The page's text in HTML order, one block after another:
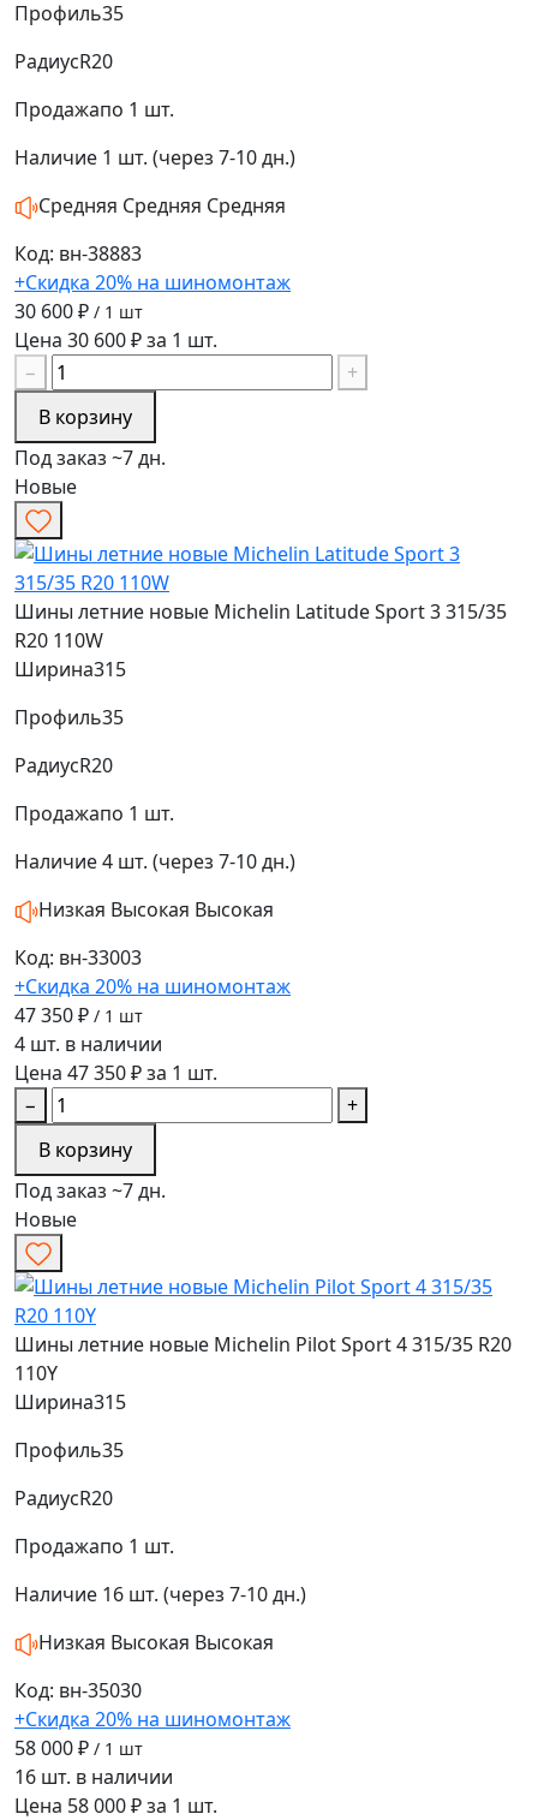
Профиль35
РадиусR20
Продажапо 1 шт.
Наличие 1 шт. (через 7-10 дн.)
Средняя Средняя Средняя
Код: вн-38883
+Скидка 20% на шиномонтаж
30 600 ₽ / 1 шт
Цена 30 600 ₽ за 1 шт.
−
+
В корзину
Под заказ ~7 дн.
Новые
Шины летние новые Michelin Latitude Sport 3 315/35
R20 110W
Ширина315
Профиль35
РадиусR20
Продажапо 1 шт.
Наличие4 шт. (через 7-10 дн.)
Низкая Высокая Высокая
Код: вн-33003
+Скидка 20% на шиномонтаж
47 350 ₽ / 1 шт
4 шт. в наличии
Цена 47 350 ₽ за 1 шт.
−
+
В корзину
Под заказ ~7 дн.
Новые
Шины летние новые Michelin Pilot Sport 4 315/35 R20
110Y
Ширина315
Профиль35
РадиусR20
Продажапо 1 шт.
Наличие 16 шт. (через 7-10 дн.)
Низкая Высокая Высокая
Код: вн-35030
+Скидка 20% на шиномонтаж
58 000 ₽ / 1 шт
16 шт. в наличии
Цена 58 000 ₽ за 1 шт.